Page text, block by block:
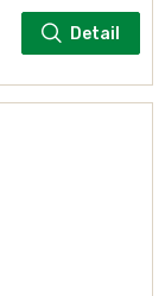
Detail